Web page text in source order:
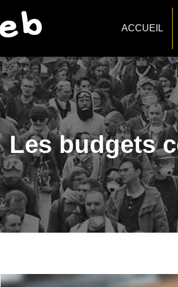
ACCUEIL
Les budgets